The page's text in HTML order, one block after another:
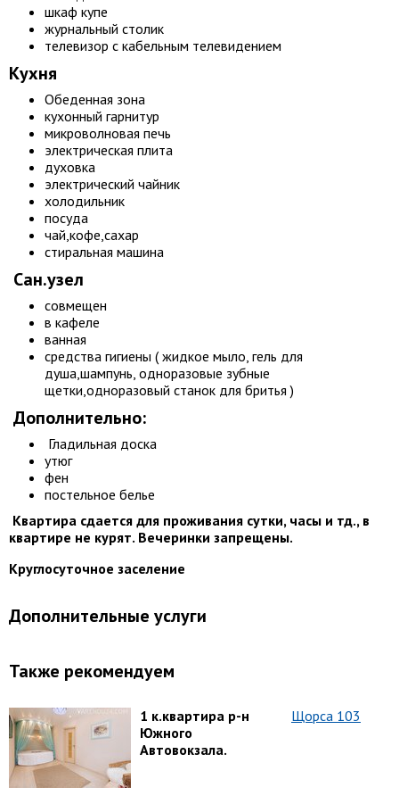
шкаф купе
журнальный столик
телевизор с кабельным телевидением
Кухня
Обеденная зона
кухонный гарнитур
микроволновая печь
электрическая плита
духовка
электрический чайник
холодильник
посуда
чай,кофе,сахар
стиральная машина
Сан.узел
совмещен
в кафеле
ванная
средства гигиены ( жидкое мыло, гель для
душа,шампунь, одноразовые зубные
щетки,одноразовый станок для бритья )
Дополнительно:
Гладильная доска
утюг
фен
постельное белье
Квартира сдается для проживания сутки, часы и тд., в
квартире не курят. Вечеринки запрещены.
Круглосуточное заселение
Дополнительные услуги
Также рекомендуем
1 к.квартира р-н
Южного
Автовокзала.
Щорса 103